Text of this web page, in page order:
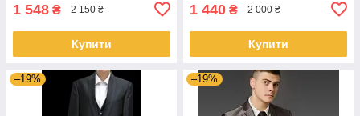
1 548 ₴ 2 150 ₴
Купити
1 440 ₴ 2 000 ₴
Купити
–19% –19%